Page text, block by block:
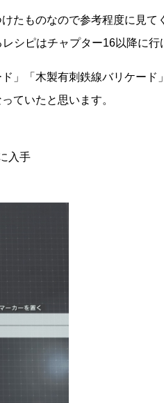
たものなので参考程度に見て
シピはチャプター16以降に行
ド」「木製有刺鉄線バリケー
ていたと思います。
入手